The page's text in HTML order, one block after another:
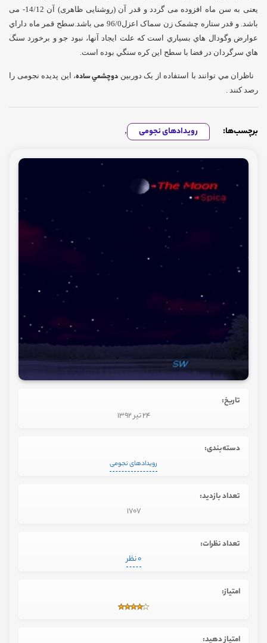
یعنی به سن ماه افزوده می گردد و قدر آن (روشنایی ظاهری) آن 14/12- می
باشد. و قدر ستاره چشمک زن سماک اعزل96/0 می باشد.سطح قمر ماه داراي
عوارض وگودال هاي بسياري است كه علت ايجاد آنها، نبود جو و برخورد سنگ
هاي سرگردان در فضا با سطح اين كره سنگي بوده است.
ناظران مي توانند با استفاده از يک دوربين دوچشمي ساده، این پدیده نجومی را
رصد کنند .
برچسب‌ها: رویدادهای نجومی ,
تاریخ:
24 تیر 1392
دسته‌بندی:
رویدادهای نجومی
تعداد بازدید:
1707
تعداد نظرات:
0 نظر
امتیاز:
امتیاز دهید: